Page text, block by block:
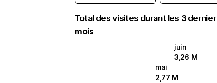
Total des visites durant les 3
mois
juin
3,26 M
mai
2,77 M